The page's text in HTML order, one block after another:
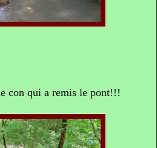
con qui a remis le pont!!!